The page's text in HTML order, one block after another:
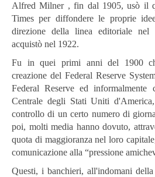
Alfred Milner , fin dal 1905, usò il
Times per diffondere le proprie
direzione della linea editoriale
acquistò nel 1922.
Fu in quei primi anni del 1900
creazione del Federal Reserve
Federal Reserve ed
Centrale degli Stati Uniti
controllo di un certo numero di
poi, molti media hanno dovuto,
quota di maggioranza nel loro
comunicazione alla “pressione
Questi, i banchieri, all'indomani